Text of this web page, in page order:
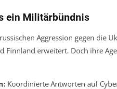
ein Militärbündnis
Aggression gegen die
Finnland erweitert. Doch ihre
Koordinierte Antworten auf